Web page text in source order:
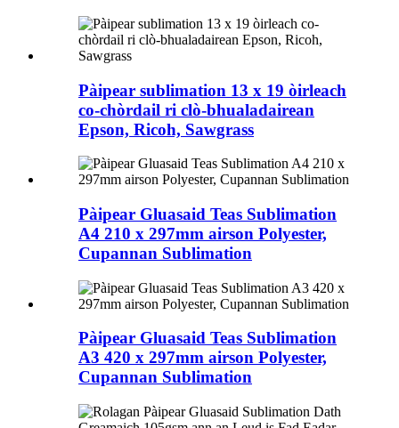
Pàipear sublimation 13 x 19 òirleach
co-chòrdail ri clò-bhualadairean
Epson, Ricoh, Sawgrass
Pàipear Gluasaid Teas Sublimation
A4 210 x 297mm airson Polyester,
Cupannan Sublimation
Pàipear Gluasaid Teas Sublimation
A3 420 x 297mm airson Polyester,
Cupannan Sublimation